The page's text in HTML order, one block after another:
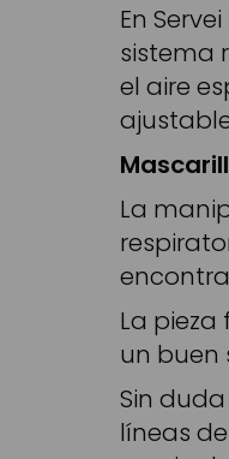
En
sistema
el aire
La
La
un buen
Sin
líneas de